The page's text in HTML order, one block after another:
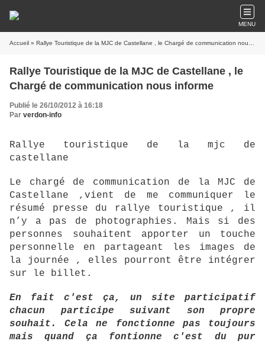
MENU
Accueil » Rallye Touristique de la MJC de Castellane , le Chargé de communication nous informe
Rallye Touristique de la MJC de Castellane , le
Chargé de communication nous informe
Publié le 26/10/2012 à 16:18
Par verdon-info
Rallye touristique de la mjc de
castellane
Le chargé de communication de la MJC de
Castellane ,vient de me communiquer le
résumé presse du rallye touristique , il
n’y a pas de photographies. Mais si des
personnes souhaitent apporter un touche
personnelle en partageant les images de
la journée , elles pourront être intégrer
sur le billet.
En fait c'est ça, un site participatif
chacun participe suivant son propre
souhait. Cela ne fonctionne pas toujours
mais quand ça fontionne c'est du pur